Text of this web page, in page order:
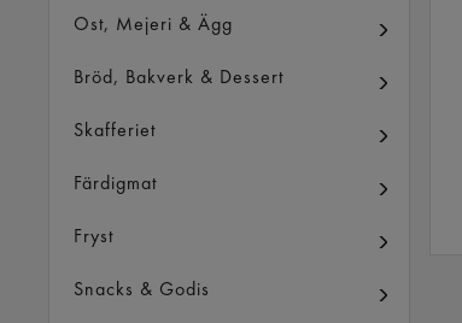
Ost, Mejeri & Ägg
Bröd, Bakverk & Dessert
Skafferiet
Färdigmat
Fryst
Snacks & Godis